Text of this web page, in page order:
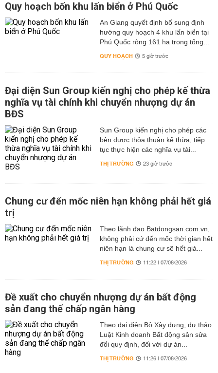
Quy hoạch bốn khu lấn biển ở Phú Quốc
An Giang quyết định bổ sung định
hướng quy hoạch 4 khu lấn biển tại
Phú Quốc rộng 161 ha trong tổng...
QUY HOẠCH 5 giờ trước
Đại diện Sun Group kiến nghị cho phép kế thừa
nghĩa vụ tài chính khi chuyển nhượng dự án
BĐS
Sun Group kiến nghị cho phép các
bên được thỏa thuận kế thừa, tiếp
tục thực hiện các nghĩa vụ tài...
THỊ TRƯỜNG 23 giờ trước
Chung cư đến mốc niên hạn không phải hết giá
trị
Theo lãnh đạo Batdongsan.com.vn,
không phải cứ đến mốc thời gian hết
niên hạn là chung cư sẽ hết giá...
THỊ TRƯỜNG 11:22 | 07/08/2026
Đề xuất cho chuyển nhượng dự án bất động
sản đang thế chấp ngân hàng
Theo đại diện Bộ Xây dựng, dự thảo
Luật Kinh doanh Bất động sản sửa
đổi quy định, đối với dự án...
THỊ TRƯỜNG 11:26 | 07/08/2026